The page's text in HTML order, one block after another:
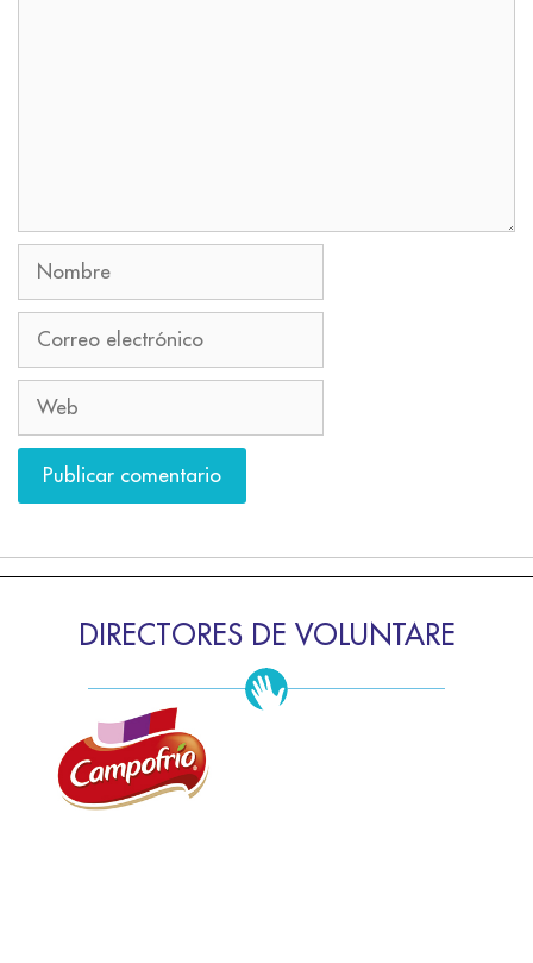
DIRECTORES DE VOLUNTARE